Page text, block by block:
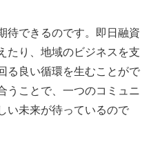
待できるのです。即日融資
たり、地域のビジネスを支
る良い循環を生むことがで
うことで、一つのコミュニ
い未来が待っているので